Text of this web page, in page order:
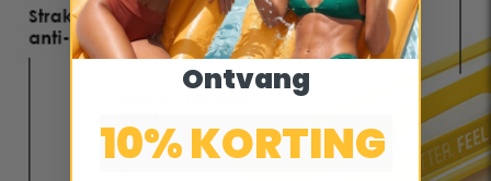
Ontvang
10% KORTING